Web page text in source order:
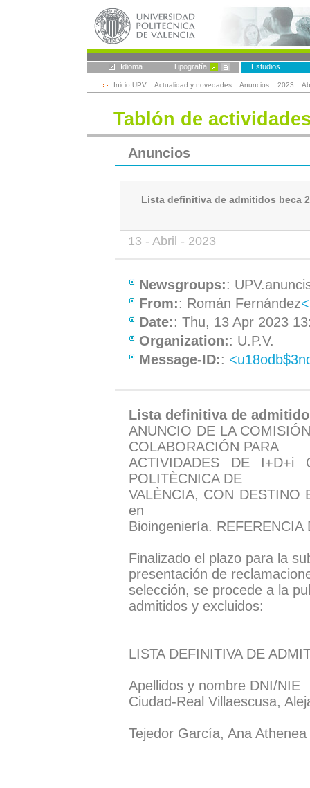
Idioma Tipografía Estudios
Inicio UPV :: Actualidad y novedades :: Anuncios :: 2023 ::
Tablón de
Anuncios
Lista definitiva de admitidos beca
13 - Abril - 2023
Newsgroups::
From:: Román Fernández
Date:: Thu, 13 Apr 2023
Organization:: U.P.V.
Message-ID::
Lista definitiva de
ANUNCIO DE LA
COLABORACIÓN PARA
ACTIVIDADES DE I+D+i
POLITÈCNICA DE
VALÈNCIA, CON DESTINO
en
Bioingeniería.
Finalizado el plazo para la
presentación de
selección, se procede a la
admitidos y excluidos:
LISTA DEFINITIVA DE
Apellidos y nombre DNI/NIE
Ciudad-Real Villaescusa,
Tejedor García, Ana